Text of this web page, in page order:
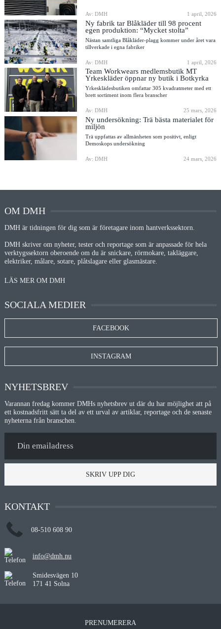
Av: DMH 1 april, 2026
Ny fabrik tar Blåkläder till 98 procent
egen produktion: “Mycket stolta”
Nästan samtliga Blåkläder-plagg kommer under året vara
tillverkade i egna fabriker
Av: DMH 1 april, 2026
Team Workwears medlemsbutik MT
Yrkeskläder öppnar ny butik i Botkyrka
Yrkesklädesbutiken omfattar 305 kvadratmeter med ett
brett sortiment inom flera branscher
Av: DMH 25 mars, 2026
Ny undersökning: Trä bästa materialet för
miljön
Trä uppfattas av allmänheten som positivt, enligt
Demoskops undersökning
Av: DMH 24 mars, 2026
OM DMH
DMH är tidningen för dig som är företagare inom hantverkssektorn.
DMH skriver om nyheter, tester och reportage som är anpassade för hela
verktygssektorn oberoende om du är snickare, rörmokare, takläggare,
elektriker, målare, sotare, plåtslagare eller glasmästare.
LÄS MER OM DMH
SOCIALA MEDIER
FACEBOOK
INSTAGRAM
NYHETSBREV
Varannan fredag kommer DMHs nyhetsbrev ut där du har möjlighet att på
ett kostnadsfritt sätt ta del av ett urval av artiklar, reportage och de senaste
nyheterna från branschen.
SKRIV UPP DIG
KONTAKT
08-510 608 90
info@dmh.nu
Smidesvägen 10
171 41 Solna
PRENUMERERA